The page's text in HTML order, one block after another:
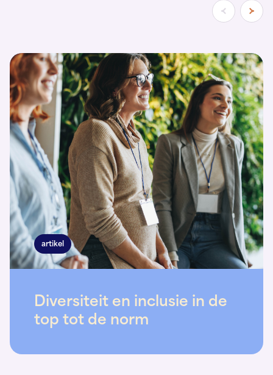
artikel
Diversiteit en inclusie in de
top tot de norm